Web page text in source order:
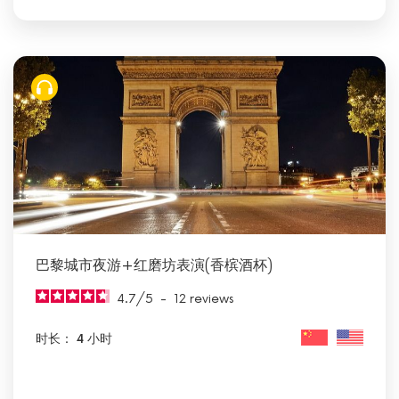
巴黎城市夜游+红磨坊表演(香槟酒杯)
4.7/5 - 12 reviews
时长： 4 小时